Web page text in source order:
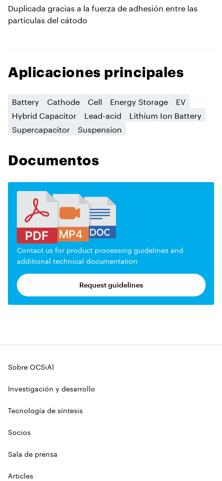
Duplicada gracias a la fuerza de adhesión entre las
partículas del cátodo
Aplicaciones principales
Battery Cathode Cell Energy Storage
EV
Hybrid Capacitor
Lead-acid
Lithium Ion Battery
Supercapacitor
Suspension
Documentos
Contact us for product processing guidelines and
additional technical documentation
Request guidelines
Sobre OCSiAl
Investigación y desarrollo
Tecnología de síntesis
Socios
Sala de prensa
Articles